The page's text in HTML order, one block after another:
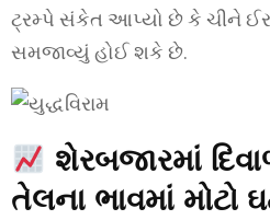
ટ્રમ્પે સંકેત આપ્યો છે કે ચીને
સમજાવ્યું હોઈ શકે છે.
શેરબજારમાં
તેલના ભાવમાં મોટો